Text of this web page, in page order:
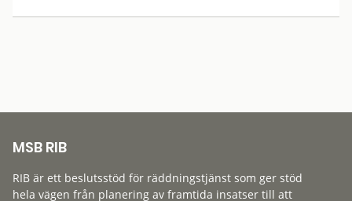
MSB RIB
RIB är ett beslutsstöd för räddningstjänst som ger stöd
hela vägen från planering av framtida insatser till att